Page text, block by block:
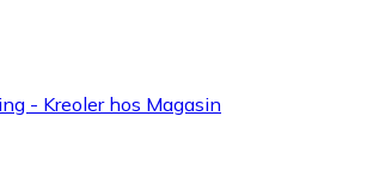
- Kreoler hos Magasin